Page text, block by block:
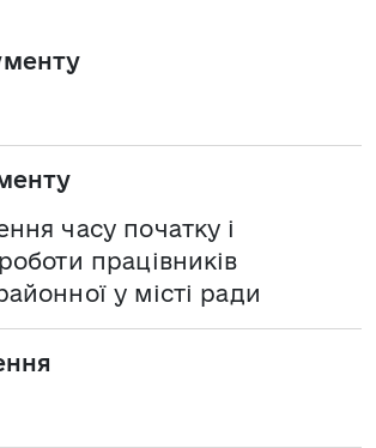
часу початку і
працівників
у місті ради